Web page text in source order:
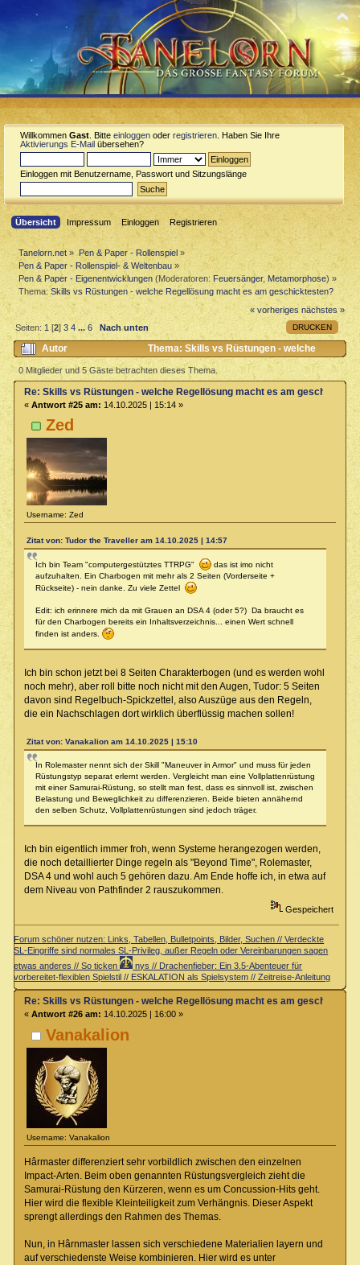
Willkommen Gast . Bitte einloggen oder registrieren . Haben Sie Ihre
Aktivierungs E-Mail übersehen?
Einloggen mit Benutzername, Passwort und Sitzungslänge
Übersicht Impressum Einloggen Registrieren
Tanelorn.net » Pen & Paper - Rollenspiel»
Pen & Paper - Rollenspiel- & Weltenbau »
Pen & Paper - Eigenentwicklungen (Moderatoren: Feuersänger,Metamorphose) »
Thema:Skills vs Rüstungen - welche Regellösung macht es am geschicktesten?
« vorheriges nächstes »
DRUCKEN
Seiten:1 [2]3 4 ...6 Nach unten
Autor
Thema: Skills vs Rüstungen - welche
Regellösung macht es am geschicktesten? (Gelesen 9231 mal)
0 Mitglieder und 5 Gäste betrachten dieses Thema.
Zed
Username: Zed
Re: Skills vs Rüstungen - welche Regellösung macht es am
« Antwort #25 am: 14.10.2025 | 15:14 »
Zitat von: Tudor the Traveller am 14.10.2025 | 14:57
Ich bin Team "computergestütztes TTRPG"
das ist imo nicht
aufzuhalten. Ein Charbogen mit mehr als 2 Seiten (Vorderseite +
Rückseite) - nein danke. Zu viele Zettel
Edit: ich erinnere mich da mit Grauen an DSA 4 (oder 5?) Da braucht es
für den Charbogen bereits ein Inhaltsverzeichnis... einen Wert schnell
finden ist anders.
Ich bin schon jetzt bei 8 Seiten Charakterbogen (und es werden wohl
noch mehr), aber roll bitte noch nicht mit den Augen, Tudor: 5 Seiten
davon sind Regelbuch-Spickzettel, also Auszüge aus den Regeln,
die ein Nachschlagen dort wirklich überflüssig machen sollen!
Zitat von: Vanakalion am 14.10.2025 | 15:10
In Rolemaster nennt sich der Skill "Maneuver in Armor" und muss für jeden
Rüstungstyp separat erlernt werden. Vergleicht man eine Vollplattenrüstung
mit einer Samurai-Rüstung, so stellt man fest, dass es sinnvoll ist, zwischen
Belastung und Beweglichkeit zu differenzieren. Beide bieten annähernd
den selben Schutz, Vollplattenrüstungen sind jedoch träger.
Ich bin eigentlich immer froh, wenn Systeme herangezogen werden,
die noch detaillierter Dinge regeln als "Beyond Time", Rolemaster,
DSA 4 und wohl auch 5 gehören dazu. Am Ende hoffe ich, in etwa auf
dem Niveau von Pathfinder 2 rauszukommen.
Gespeichert
Forum schöner nutzen: Links, Tabellen, Bulletpoints, Bilder, Suchen // Verdeckte
SL-Eingriffe sind normales SL-Privileg, außer Regeln oder Vereinbarungen sagen
etwas anderes // So ticken
nys // Drachenfieber: Ein 3.5-Abenteuer für
vorbereitet-flexiblen Spielstil // ESKALATION als Spielsystem // Zeitreise-Anleitung
Vanakalion
Username: Vanakalion
Re: Skills vs Rüstungen - welche Regellösung macht es am
« Antwort #26 am: 14.10.2025 | 16:00 »
Hârmaster differenziert sehr vorbildlich zwischen den einzelnen
Impact-Arten. Beim oben genannten Rüstungsvergleich zieht die
Samurai-Rüstung den Kürzeren, wenn es um Concussion-Hits geht.
Hier wird die flexible Kleinteiligkeit zum Verhängnis. Dieser Aspekt
sprengt allerdings den Rahmen des Themas.
Nun, in Hârnmaster lassen sich verschiedene Materialien layern und
auf verschiedenste Weise kombinieren. Hier wird es unter